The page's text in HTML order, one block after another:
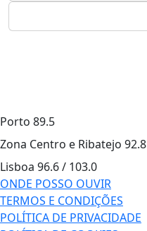
Porto 89.5
Zona Centro e Ribatejo 92.8
Lisboa 96.6 / 103.0
ONDE POSSO OUVIR
TERMOS E CONDIÇÕES
POLÍTICA DE PRIVACIDADE